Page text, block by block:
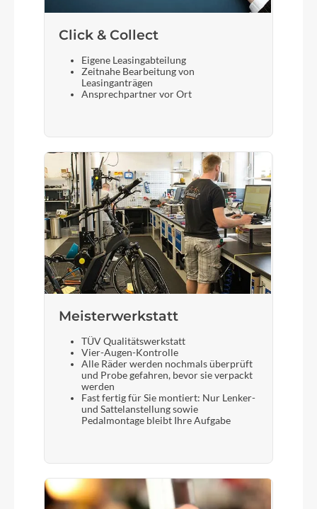
Click & Collect
Eigene Leasingabteilung
Zeitnahe Bearbeitung von
Leasinganträgen
Ansprechpartner vor Ort
Meisterwerkstatt
TÜV Qualitätswerkstatt
Vier-Augen-Kontrolle
Alle Räder werden nochmals überprüft
und Probe gefahren, bevor sie verpackt
werden
Fast fertig für Sie montiert: Nur Lenker-
und Sattelanstellung sowie
Pedalmontage bleibt Ihre Aufgabe